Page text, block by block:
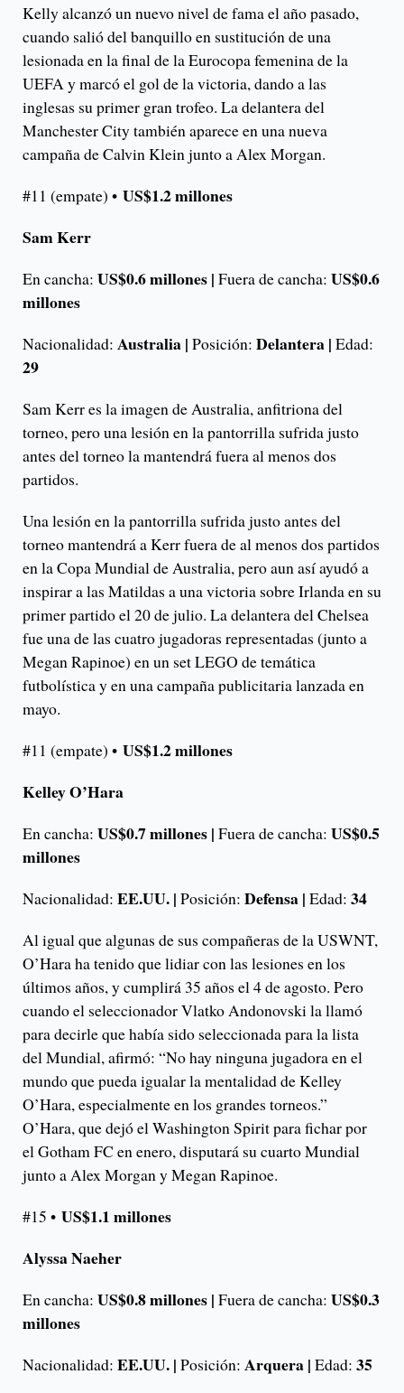
Kelly alcanzó un nuevo nivel de fama el año pasado,
cuando salió del banquillo en sustitución de una
lesionada en la final de la Eurocopa femenina de la
UEFA y marcó el gol de la victoria, dando a las
inglesas su primer gran trofeo. La delantera del
Manchester City también aparece en una nueva
campaña de Calvin Klein junto a Alex Morgan.
#11 (empate) • US$1.2 millones
Sam Kerr
En cancha: US$0.6 millones | Fuera de cancha: US$0.6
millones
Nacionalidad: Australia | Posición: Delantera | Edad:
29
Sam Kerr es la imagen de Australia, anfitriona del
torneo, pero una lesión en la pantorrilla sufrida justo
antes del torneo la mantendrá fuera al menos dos
partidos.
Una lesión en la pantorrilla sufrida justo antes del
torneo mantendrá a Kerr fuera de al menos dos partidos
en la Copa Mundial de Australia, pero aun así ayudó a
inspirar a las Matildas a una victoria sobre Irlanda en su
primer partido el 20 de julio. La delantera del Chelsea
fue una de las cuatro jugadoras representadas (junto a
Megan Rapinoe) en un set LEGO de temática
futbolística y en una campaña publicitaria lanzada en
mayo.
#11 (empate) • US$1.2 millones
Kelley O’Hara
En cancha: US$0.7 millones | Fuera de cancha: US$0.5
millones
Nacionalidad: EE.UU. | Posición: Defensa | Edad: 34
Al igual que algunas de sus compañeras de la USWNT,
O’Hara ha tenido que lidiar con las lesiones en los
últimos años, y cumplirá 35 años el 4 de agosto. Pero
cuando el seleccionador Vlatko Andonovski la llamó
para decirle que había sido seleccionada para la lista
del Mundial, afirmó: “No hay ninguna jugadora en el
mundo que pueda igualar la mentalidad de Kelley
O’Hara, especialmente en los grandes torneos.”
O’Hara, que dejó el Washington Spirit para fichar por
el Gotham FC en enero, disputará su cuarto Mundial
junto a Alex Morgan y Megan Rapinoe.
#15 • US$1.1 millones
Alyssa Naeher
En cancha: US$0.8 millones | Fuera de cancha: US$0.3
millones
Nacionalidad: EE.UU. | Posición: Arquera | Edad: 35